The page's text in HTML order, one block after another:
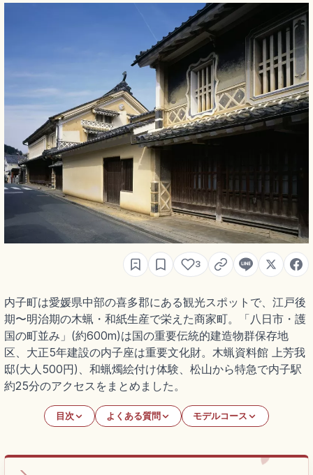
3
内子町は愛媛県中部の喜多郡にある観光スポットで、江戸後
期〜明治期の木蝋・和紙生産で栄えた商家町。「八日市・護
国の町並み」(約600m)は国の重要伝統的建造物群保存地
区、大正5年建設の内子座は重要文化財。木蝋資料館 上芳我
邸(大人500円)、和蝋燭絵付け体験、松山から特急で内子駅
約25分のアクセスをまとめました。
目次 よくある質問 モデルコース